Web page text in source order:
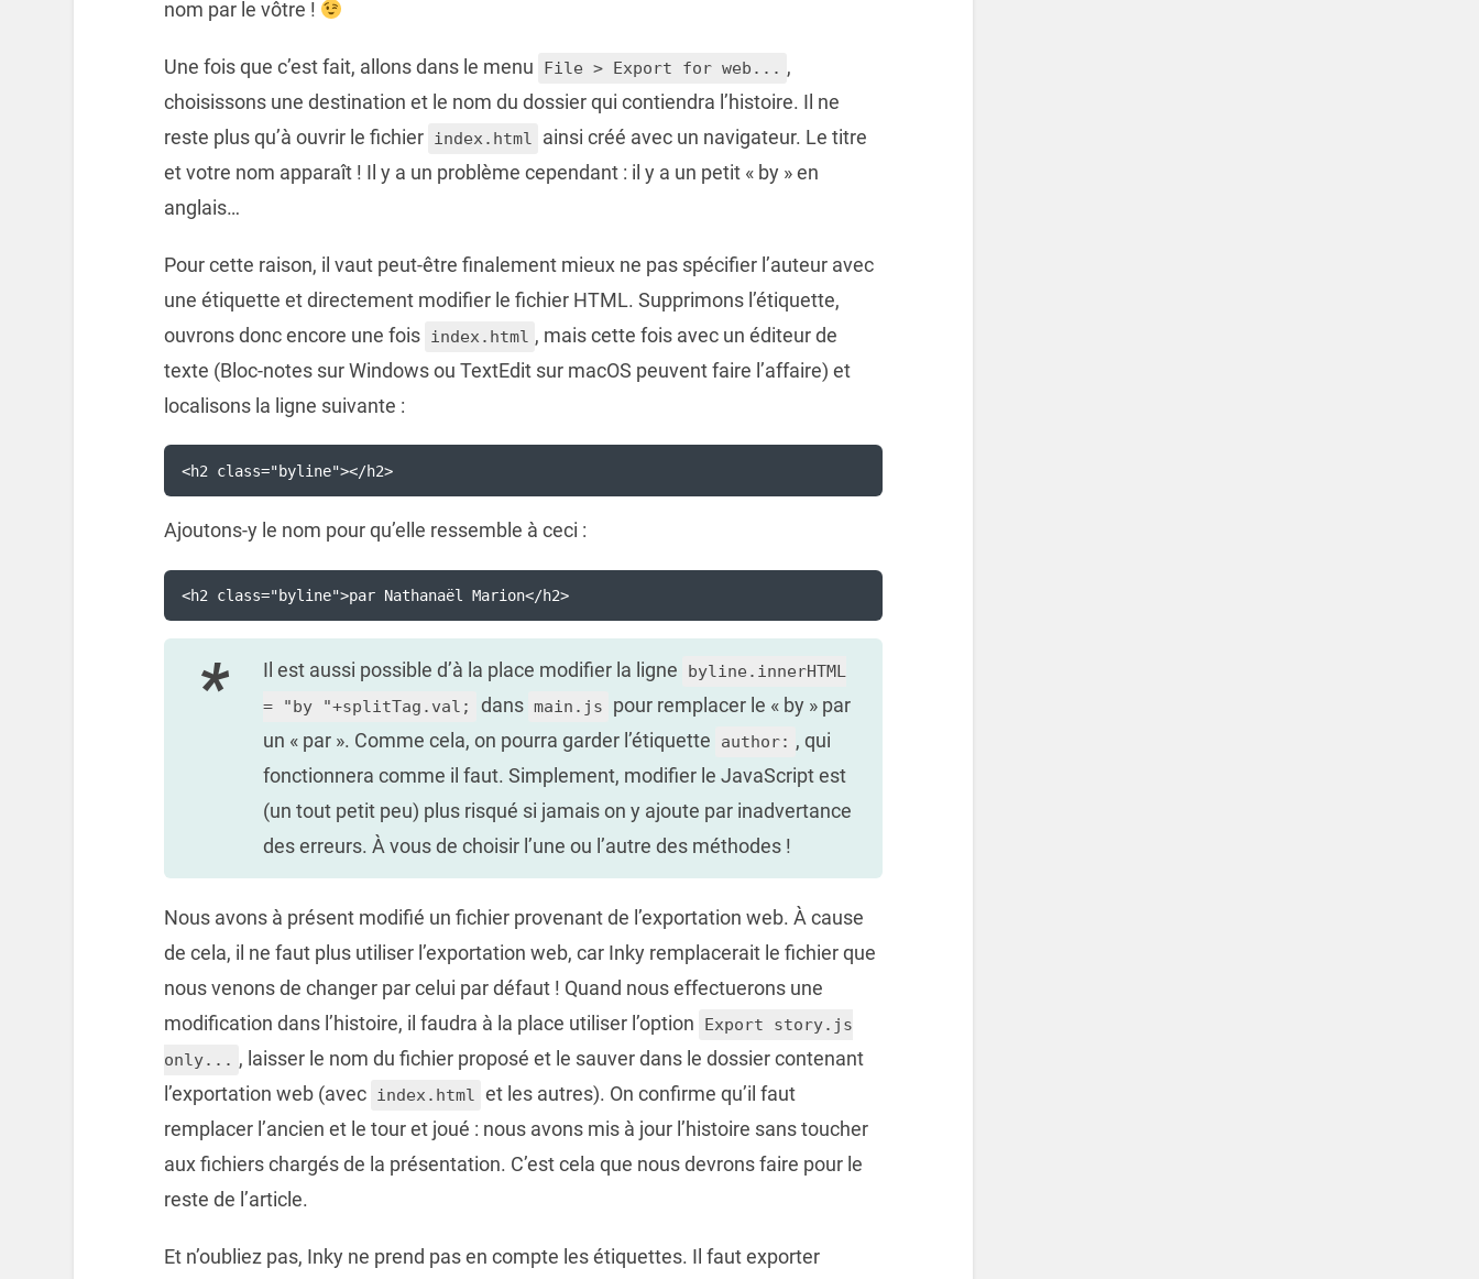
nom par le vôtre !
Une fois que c’est fait, allons dans le menu File > Export for web... ,
choisissons une destination et le nom du dossier qui contiendra l’histoire. Il ne
reste plus qu’à ouvrir le fichier index.html
ainsi créé avec un navigateur. Le titre
et votre nom apparaît ! Il y a un problème cependant : il y a un petit « by » en
anglais…
Pour cette raison, il vaut peut-être finalement mieux ne pas spécifier l’auteur avec
une étiquette et directement modifier le fichier HTML. Supprimons l’étiquette,
ouvrons donc encore une fois index.html , mais cette fois avec un éditeur de
texte (Bloc-notes sur Windows ou TextEdit sur macOS peuvent faire l’affaire) et
localisons la ligne suivante :
<h2 class="byline"></h2>
Ajoutons-y le nom pour qu’elle ressemble à ceci :
<h2 class="byline">par Nathanaël Marion</h2>
Il est aussi possible d’à la place modifier la ligne
byline.innerHTML
= "by "+splitTag.val;
dans main.js
pour remplacer le « by » par
un « par ». Comme cela, on pourra garder l’étiquette
author: , qui
fonctionnera comme il faut. Simplement, modifier le JavaScript est
(un tout petit peu) plus risqué si jamais on y ajoute par inadvertance
des erreurs. À vous de choisir l’une ou l’autre des méthodes !
Nous avons à présent modifié un fichier provenant de l’exportation web. À cause
de cela, il ne faut plus utiliser l’exportation web, car Inky remplacerait le fichier que
nous venons de changer par celui par défaut ! Quand nous effectuerons une
modification dans l’histoire, il faudra à la place utiliser l’option
Export story.js
only... , laisser le nom du fichier proposé et le sauver dans le dossier contenant
l’exportation web (avec index.html et les autres). On confirme qu’il faut
remplacer l’ancien et le tour et joué : nous avons mis à jour l’histoire sans toucher
aux fichiers chargés de la présentation. C’est cela que nous devrons faire pour le
reste de l’article.
Et n’oubliez pas, Inky ne prend pas en compte les étiquettes. Il faut exporter